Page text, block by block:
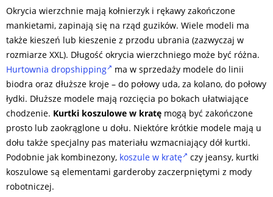
Okrycia wierzchnie mają kołnierzyk i rękawy zakończone
mankietami, zapinają się na rząd guzików. Wiele modeli ma
także kieszeń lub kieszenie z przodu ubrania (zazwyczaj w
rozmiarze XXL). Długość okrycia wierzchniego może być różna.
Hurtownia dropshipping
ma w sprzedaży modele do linii
biodra oraz dłuższe kroje – do połowy uda, za kolano, do połowy
łydki. Dłuższe modele mają rozcięcia po bokach ułatwiające
chodzenie. Kurtki koszulowe w kratę mogą być zakończone
prosto lub zaokrąglone u dołu. Niektóre krótkie modele mają u
dołu także specjalny pas materiału wzmacniający dół kurtki.
Podobnie jak kombinezony, koszule w kratę
czy jeansy, kurtki
koszulowe są elementami garderoby zaczerpniętymi z mody
robotniczej.